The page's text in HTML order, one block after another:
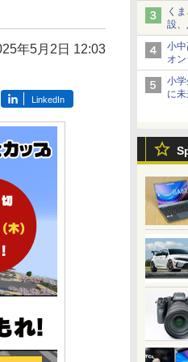
く
設
小中
オ
小
に
年5月2日 12:03
LinkedIn